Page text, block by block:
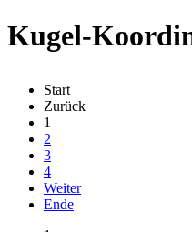
Kugel-
Start
Zurück
1
2
3
4
Weiter
Ende